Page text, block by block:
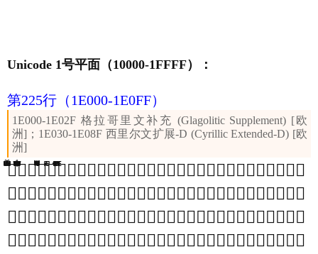
Unicode 1号平面（10000-1FFFF）：
第225行 （1E000-1E0FF）
1E000-1E02F 格拉哥里文补充 (Glagolitic Supplement) [欧
洲]；1E030-1E08F 西里尔文扩展-D (Cyrillic Extended-D) [欧
洲]
𞀇𞀙𞀚𞀢𞀥𞀫𞀬𞀭𞀮𞀯𞀰𞀱𞀲𞀳𞀴𞀵𞀶𞀷𞀸𞀹𞀺𞀻𞀼𞀽𞀾𞀿𞁀𞁁𞁂𞁃
𞁄𞁅𞁆𞁇𞁈𞁉𞁊𞁋𞁌𞁍𞁎𞁏𞁐𞁑𞁒𞁓𞁔𞁕𞁖𞁗𞁘𞁙𞁚𞁛𞁜𞁝𞁞𞁟𞁠𞁡
𞁢𞁣𞁤𞁥𞁦𞁧𞁨𞁩𞁪𞁫𞁬𞁭𞁮𞁯𞁰𞁱𞁲𞁳𞁴𞁵𞁶𞁷𞁸𞁹𞁺𞁻𞁼𞁽𞁾𞁿
𞂀𞂁𞂂𞂃𞂄𞂅𞂆𞂇𞂈𞂉𞂊𞂋𞂌𞂍𞂎𞂏𞂐𞂑𞂒𞂓𞂔𞂕𞂖𞂗𞂘𞂙𞂚𞂛𞂜𞂝